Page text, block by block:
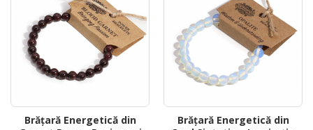
Brățară Energetică din
Brățară Energetică din